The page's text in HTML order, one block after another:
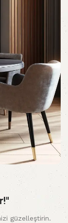
güzelleştirin.